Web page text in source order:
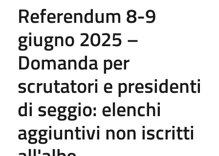
Referendum 8-9
giugno 2025 –
Domanda per
scrutatori e presidenti
di seggio: elenchi
aggiuntivi non iscritti